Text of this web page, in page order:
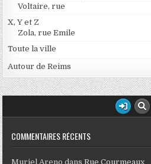
Voltaire, rue
X, Y et Z
Zola, rue Emile
Toute la ville
Autour de Reims
COMMENTAIRES RÉCENTS
Muriel Areno dansRue Courmeaux